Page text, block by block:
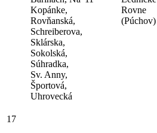
Kopánke,
Rovňanská,
Schreiberova,
Sklárska,
Sokolská,
Súhradka,
Sv. Anny,
Športová,
Uhrovecká
Rovne
(Púchov)
17